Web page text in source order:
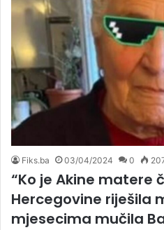
Fiks.ba 03/04/2024 0
“Ko je Akine matere
Hercegovine riješila
mjesecima mučila